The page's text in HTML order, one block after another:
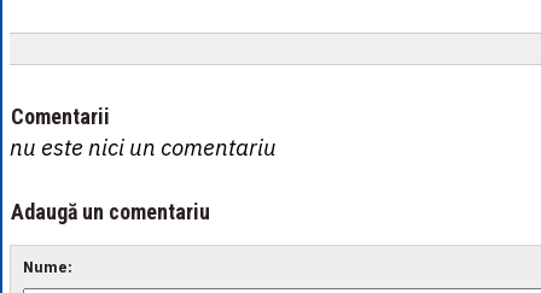
Comentarii
nu este nici un comentariu
Adaugă un comentariu
Nume: